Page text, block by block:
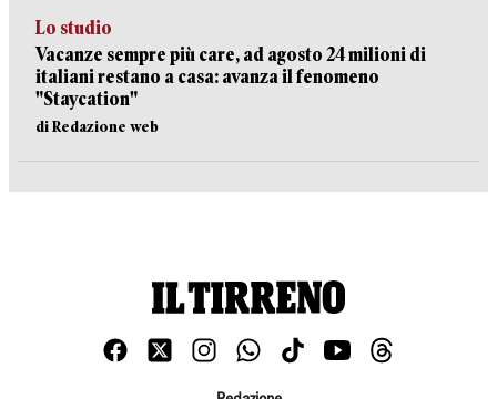
Lo studio
Vacanze sempre più care, ad agosto 24 milioni di
italiani restano a casa: avanza il fenomeno
"Staycation"
di Redazione web